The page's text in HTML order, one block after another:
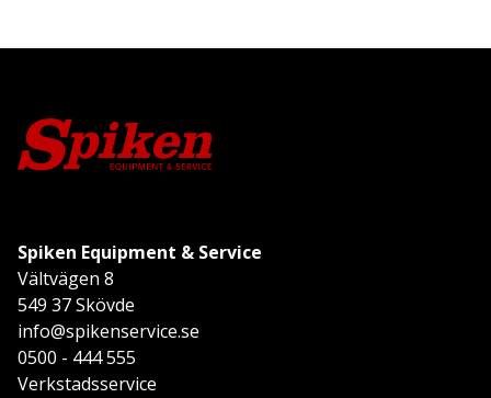
Spiken Equipment & Service
Vältvägen 8
549 37 Skövde
info@spikenservice.se
0500 - 444 555
Verkstadsservice